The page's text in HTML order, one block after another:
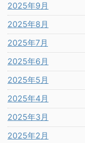
2025年9月
2025年8月
2025年7月
2025年6月
2025年5月
2025年4月
2025年3月
2025年2月